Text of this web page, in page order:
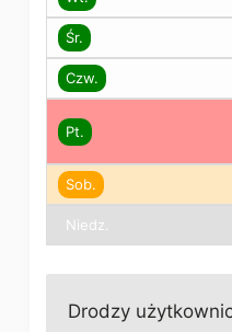
Śr.
Czw.
Pt.
Sob.
Niedz.
Drodzy